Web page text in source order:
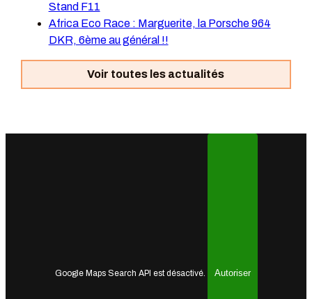
Stand F11
Africa Eco Race : Marguerite, la Porsche 964
DKR, 6ème au général !!
Voir toutes les actualités
Google Maps Search API est désactivé. Autoriser